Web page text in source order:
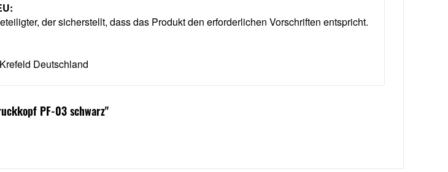
der sicherstellt, dass das Produkt den erforderlichen Vorschriften entspricht.
Deutschland
PF-03 schwarz"